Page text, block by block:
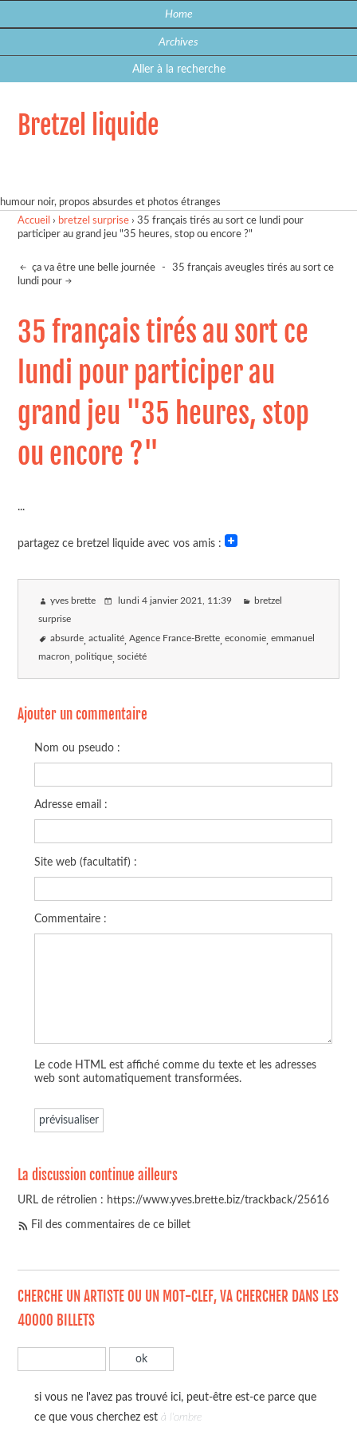
Home
Archives
Aller à la recherche
Bretzel liquide
humour noir, propos absurdes et photos étranges
Accueil › bretzel surprise ›35 français tirés au sort ce lundi pour
participer au grand jeu "35 heures, stop ou encore ?"
ça va être une belle journée -
35 français aveugles tirés au sort ce
lundi pour
35 français tirés au sort ce
lundi pour participer au
grand jeu "35 heures, stop
ou encore ?"
...
partagez ce bretzel liquide avec vos amis :
yves brette lundi 4 janvier 2021, 11:39 bretzel
surprise
absurde actualité Agence France-Brette economie emmanuel
macron politique société
Ajouter un commentaire
Nom ou pseudo :
Adresse email :
Site web (facultatif) :
Commentaire :
Le code HTML est affiché comme du texte et les adresses
web sont automatiquement transformées.
La discussion continue ailleurs
URL de rétrolien : https://www.yves.brette.biz/trackback/25616
Fil des commentaires de ce billet
CHERCHE UN ARTISTE OU UN MOT-CLEF, VA CHERCHER DANS LES
40000 BILLETS
si vous ne l'avez pas trouvé ici, peut-être est-ce parce que
ce que vous cherchez est à l'ombre